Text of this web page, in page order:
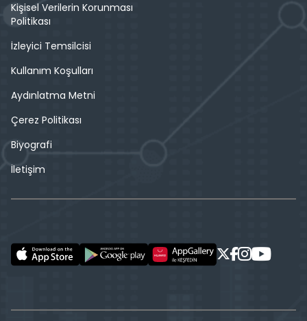
Kişisel Verilerin Korunması
Politikası
İzleyici Temsilcisi
Kullanım Koşulları
Aydınlatma Metni
Çerez Politikası
Biyografi
İletişim